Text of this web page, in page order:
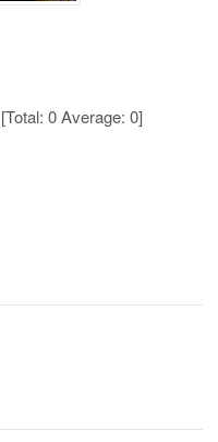
[Total: 0Average: 0]